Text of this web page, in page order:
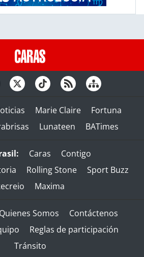
Marie Claire
Fortuna
Lunateen BATimes
Caras
Contigo
Rolling Stone
Sport Buzz
Maxima
Quienes Somos
Contáctenos
Reglas de participación
Tránsito